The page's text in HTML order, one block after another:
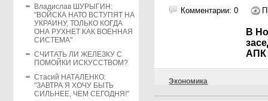
Владислав ШУРЫГИН:
"ВОЙСКА НАТО ВСТУПЯТ НА
УКРАИНУ, ТОЛЬКО КОГДА
ОНА РУХНЕТ КАК ВОЕННАЯ
СИСТЕМА"
СЧИТАТЬ ЛИ ЖЕЛЕЗКУ С
ПОМОЙКИ ИСКУССТВОМ?
Стасий НАТАЛЕНКО:
"ЗАВТРА Я ХОЧУ БЫТЬ
СИЛЬНЕЕ, ЧЕМ СЕГОДНЯ!"
Комментарии: 0
В
АПК
Экономика